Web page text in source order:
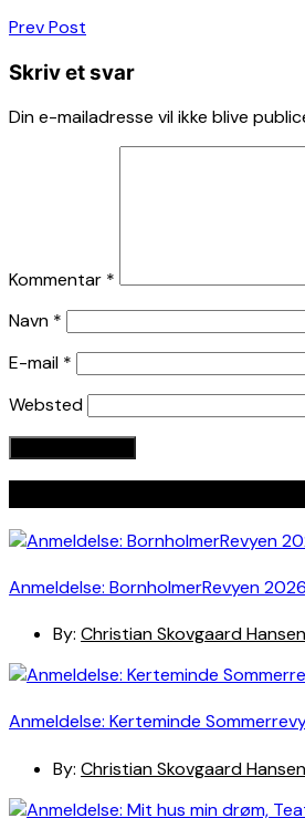
Indlægsnavigation
Prev Post
Skriv et svar
Din e-mailadresse vil ikke blive
Kommentar *
Navn *
E-mail *
Websted
Anmeldelse: BornholmerRevyen
By: Christian Skovgaard Hansen
Anmeldelse: Kerteminde
By: Christian Skovgaard Hansen